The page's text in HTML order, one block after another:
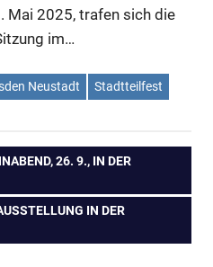
Mai 2025, trafen sich die
im…
Neustadt Stadtteilfest
26. 9., IN DER
IN DER